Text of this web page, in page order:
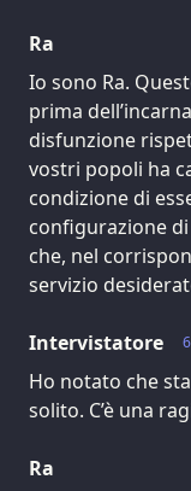
Ra
Io sono Ra.
prima
disfunzione
vostri popoli ha
condizione di
configurazione
che, nel
servizio
Intervistatore
Ho notato che
solito. C’è una
Ra